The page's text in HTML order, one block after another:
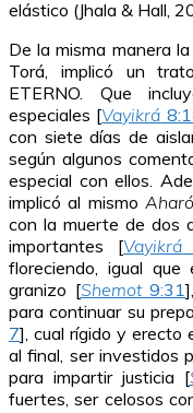
elástico (Jhala & Hall,
De la misma manera
Torá, implicó un
ETERNO. Que
especiales [Vayikrá
con siete días de
según algunos
especial con ellos.
implicó al mismo
con la muerte de dos
importantes [Vayikrá
floreciendo, igual
granizo [Shemot9:31
para continuar su
7], cual rígido y erecto
al final, ser investidos
para impartir justicia [
fuertes, ser celosos